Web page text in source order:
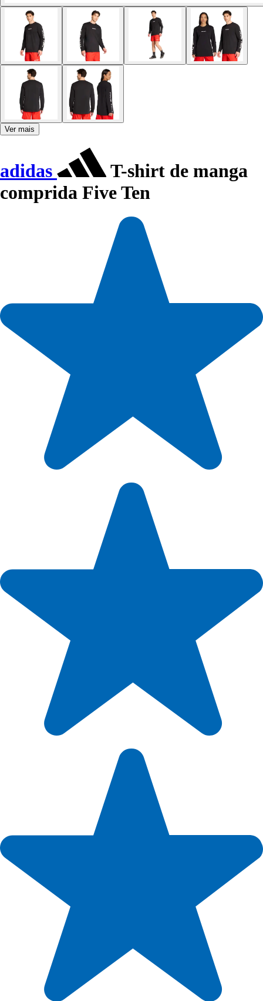
Ver mais
adidas
T-shirt de manga
comprida Five Ten